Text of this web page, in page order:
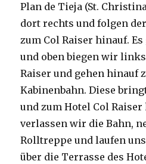
Plan de Tieja (St.
dort rechts und folgen
zum Col Raiser hinauf.
und oben biegen wir
Raiser und gehen hinauf
Kabinenbahn. Diese
und zum Hotel Col Raiser
verlassen wir die Bahn,
Rolltreppe und laufen
über die Terrasse des